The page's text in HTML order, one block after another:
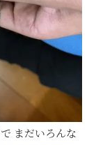
まだいろんな